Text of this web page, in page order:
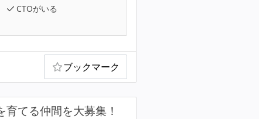
CTOがいる
ブックマーク
育てる仲間を大募集！